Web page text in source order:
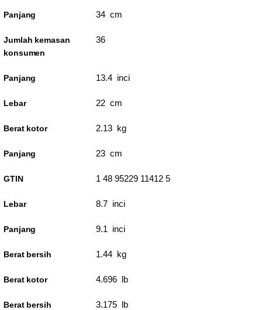
Panjang 34 cm
Jumlah kemasan
konsumen
36
Panjang 13.4 inci
Lebar 22 cm
Berat kotor 2.13 kg
Panjang 23 cm
GTIN 1 48 95229 11412 5
Lebar 8.7 inci
Panjang 9.1 inci
Berat bersih 1.44 kg
Berat kotor 4.696 lb
Berat bersih 3.175 lb